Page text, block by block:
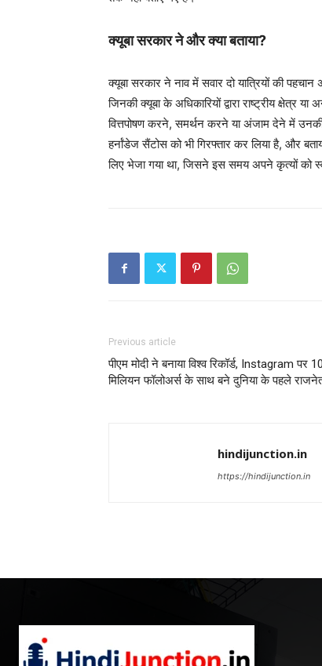
क्यूबा सरकार ने और क्या बताया?
क्यूबा सरकार ने नाव में सवार दो यात्रियों की
जिनकी क्यूबा के अधिकारियों द्वारा राष्ट्रीय
वित्तपोषण करने, समर्थन करने या अंजाम देने में
हर्नांडेज सैंटोस को भी गिरफ्तार कर लिया है, और
लिए भेजा गया था, जिसने इस समय अपने कृत्यों को
Previous article
पीएम मोदी ने बनाया विश्व रिकॉर्ड, Instagram पर
मिलियन फॉलोअर्स के साथ बने दुनिया के पहले
hindijunction.in
https://hindijunction.in